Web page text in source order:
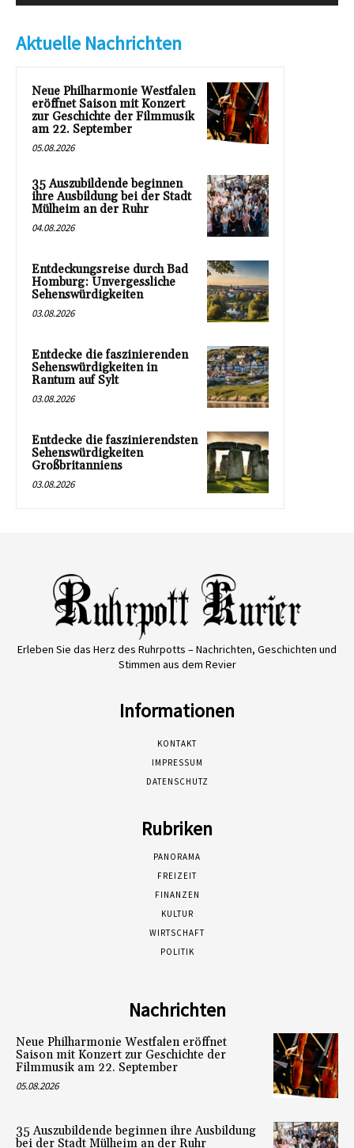
Aktuelle Nachrichten
Neue Philharmonie Westfalen
eröffnet Saison mit Konzert
zur Geschichte der Filmmusik
am 22. September
05.08.2026
35 Auszubildende beginnen
ihre Ausbildung bei der Stadt
Mülheim an der Ruhr
04.08.2026
Entdeckungsreise durch Bad
Homburg: Unvergessliche
Sehenswürdigkeiten
03.08.2026
Entdecke die faszinierenden
Sehenswürdigkeiten in
Rantum auf Sylt
03.08.2026
Entdecke die faszinierendsten
Sehenswürdigkeiten
Großbritanniens
03.08.2026
Erleben Sie das Herz des Ruhrpotts – Nachrichten, Geschichten und
Stimmen aus dem Revier
Informationen
KONTAKT
IMPRESSUM
DATENSCHUTZ
Rubriken
PANORAMA
FREIZEIT
FINANZEN
KULTUR
WIRTSCHAFT
POLITIK
Nachrichten
Neue Philharmonie Westfalen eröffnet
Saison mit Konzert zur Geschichte der
Filmmusik am 22. September
05.08.2026
35 Auszubildende beginnen ihre Ausbildung
bei der Stadt Mülheim an der Ruhr